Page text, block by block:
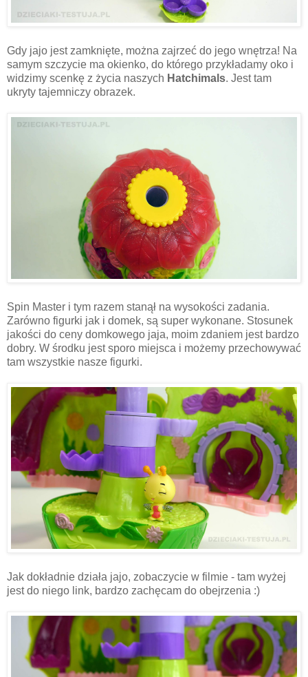
Gdy jajo jest zamknięte, można zajrzeć do jego wnętrza! Na
samym szczycie ma okienko, do którego przykładamy oko i
widzimy scenkę z życia naszych Hatchimals. Jest tam
ukryty tajemniczy obrazek.
Spin Master i tym razem stanął na wysokości zadania.
Zarówno figurki jak i domek, są super wykonane. Stosunek
jakości do ceny domkowego jaja, moim zdaniem jest bardzo
dobry. W środku jest sporo miejsca i możemy przechowywać
tam wszystkie nasze figurki.
Jak dokładnie działa jajo, zobaczycie w filmie - tam wyżej
jest do niego link, bardzo zachęcam do obejrzenia :)